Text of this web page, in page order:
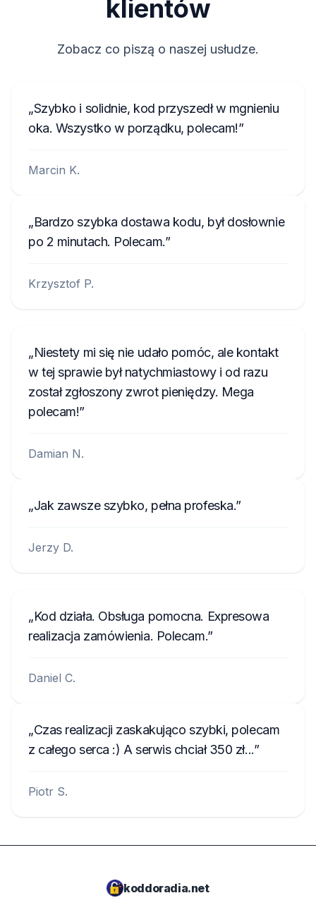
(01) 1 880 912179 001 7 (21) 11 07 0795
7918HN065012235
UAU4934567X
klientów
Zobacz co piszą o naszej usłudze.
Szybko i solidnie, kod przyszedł w mgnieniu
oka. Wszystko w porządku, polecam!
Marcin K.
Bardzo szybka dostawa kodu, był dosłownie
po 2 minutach. Polecam.
Krzysztof P.
Niestety mi się nie udało pomóc, ale kontakt
w tej sprawie był natychmiastowy i od razu
został zgłoszony zwrot pieniędzy. Mega
polecam!
Damian N.
Jak zawsze szybko, pełna profeska.
Jerzy D.
Kod działa. Obsługa pomocna. Expresowa
realizacja zamówienia. Polecam.
Daniel C.
Czas realizacji zaskakująco szybki, polecam
z całego serca :) A serwis chciał 350 zł...
Piotr S.
koddoradia.net